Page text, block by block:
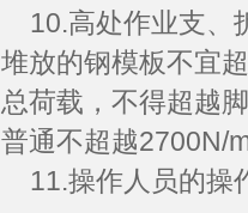
10.高处作业支、
堆放的钢模板不宜
总荷载，不得超越
普通不超越2700N/
11.操作人员的操